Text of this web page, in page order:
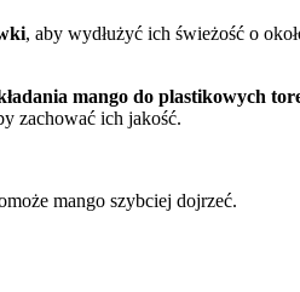
, aby wydłużyć ich świeżość o
mango do plastikowych
zachować ich jakość.
mango szybciej dojrzeć.